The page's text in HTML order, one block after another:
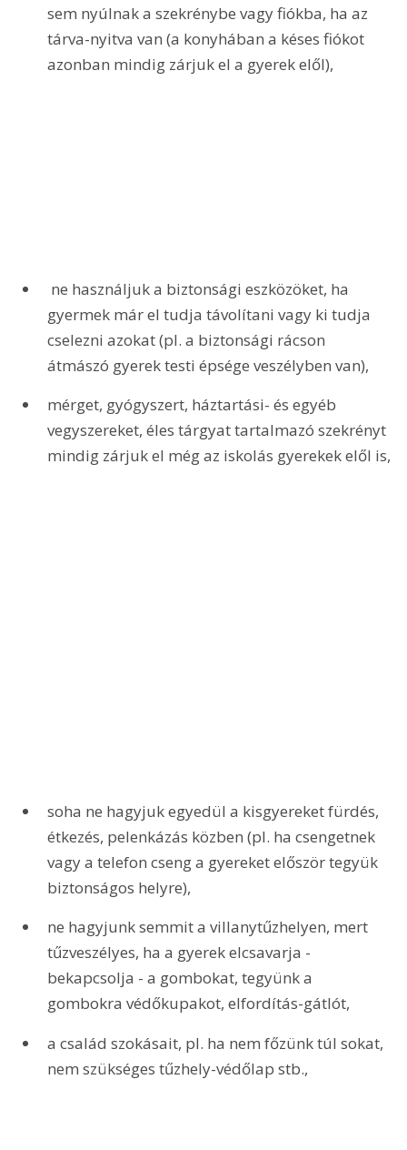
sem nyúlnak a szekrénybe vagy fiókba, ha az
tárva-nyitva van (a konyhában a késes fiókot
azonban mindig zárjuk el a gyerek elől),
gyermek már el tudja távolítani vagy ki tudja
cselezni azokat (pl. a biztonsági rácson
átmászó gyerek testi épsége veszélyben van),
mérget, gyógyszert, háztartási- és egyéb
vegyszereket, éles tárgyat tartalmazó szekrényt
mindig zárjuk el még az iskolás gyerekek elől is,
soha ne hagyjuk egyedül a kisgyereket fürdés,
étkezés, pelenkázás közben (pl. ha csengetnek
vagy a telefon cseng a gyereket először tegyük
biztonságos helyre),
ne hagyjunk semmit a villanytűzhelyen, mert
tűzveszélyes, ha a gyerek elcsavarja -
bekapcsolja - a gombokat, tegyünk a
gombokra védőkupakot, elfordítás-gátlót,
a család szokásait, pl. ha nem főzünk túl sokat,
nem szükséges tűzhely-védőlap stb.,